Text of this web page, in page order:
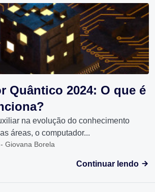
Quântico 2024: O que é
na evolução do conhecimento
áreas, o computador...
Giovana Borela
Continuar lendo